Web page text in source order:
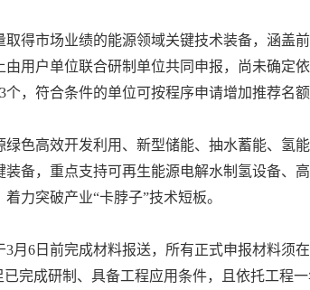
得市场业绩的能源领域关键技术装备，涵盖
用户单位联合研制单位共同申报，尚未确定
，符合条件的单位可按程序申请增加推荐名额
色高效开发利用、新型储能、抽水蓄能、氢
备，重点支持可再生能源电解水制氢设备、
力突破产业“卡脖子”技术短板。
6日前完成材料报送，所有正式申报材料须
完成研制、具备工程应用条件，且依托工程